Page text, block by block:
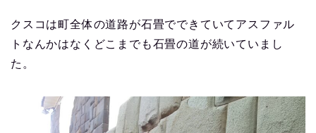
クスコは町全体の道路が石畳でできていてアスファル
トなんかはなくどこまでも石畳の道が続いていまし
た。